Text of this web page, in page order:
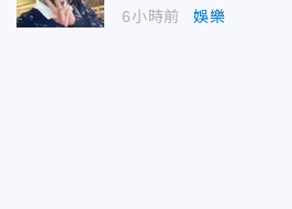
6小時前 娛樂